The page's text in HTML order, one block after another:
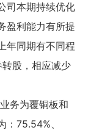
司本期持续优化
盈利能力有所提
年同期有不同程
股，相应减少
务为覆铜板和
75.54%、